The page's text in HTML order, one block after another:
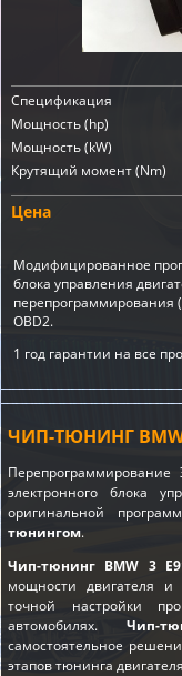
Спецификация
Мощность (hp)
Мощность (kW)
Крутящий момент (Nm)
Цена
Модифицированное
блока управления
перепрограммирования
OBD2.
1 год гарантии на все
ЧИП-ТЮНИНГ BMW
электронного блока
оригинальной
тюнингом.
Чип-тюнинг BMW 3
мощности двигателя и
точной настройки
автомобилях. Чип-
самостоятельное
этаповтюнинга